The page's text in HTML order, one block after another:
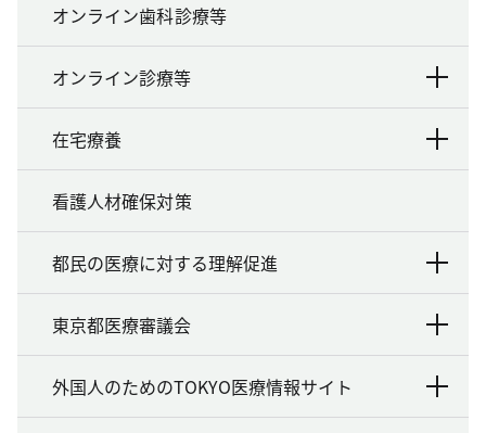
オンライン歯科診療等
オンライン診療等
在宅療養
看護人材確保対策
都民の医療に対する理解促進
東京都医療審議会
外国人のためのTOKYO医療情報サイト